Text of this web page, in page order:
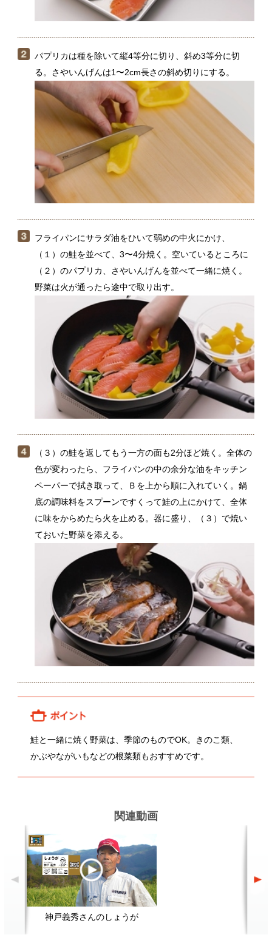
フライパンにサラダ油をひいて弱めの中火にかけ、
（１）の鮭を並べて、3〜4分焼く。空いているところに
（２）のパプリカ、さやいんげんを並べて一緒に焼く。
野菜は火が通ったら途中で取り出す。
（３）の鮭を返してもう一方の面も2分ほど焼く。全体の
色が変わったら、フライパンの中の余分な油をキッチン
ペーパーで拭き取って、Ｂを上から順に入れていく。鍋
底の調味料をスプーンですくって鮭の上にかけて、全体
に味をからめたら火を止める。器に盛り、（３）で焼い
ておいた野菜を添える。
鮭と一緒に焼く野菜は、季節のものでOK。きのこ類、
かぶやながいもなどの根菜類もおすすめです。
関連動画
神戸義秀さんのしょうが
関連レシピ
三色そぼろ丼
顔が見える食品。 ホーム
野菜。